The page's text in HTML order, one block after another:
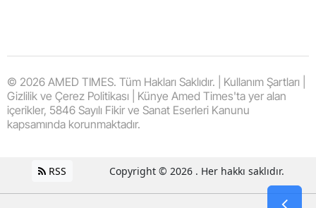
© 2026 AMED TIMES. Tüm Hakları Saklıdır. | Kullanım Şartları |
Gizlilik ve Çerez Politikası | Künye Amed Times'ta yer alan
içerikler, 5846 Sayılı Fikir ve Sanat Eserleri Kanunu
kapsamında korunmaktadır.
RSS Copyright © 2026 . Her hakkı saklıdır.